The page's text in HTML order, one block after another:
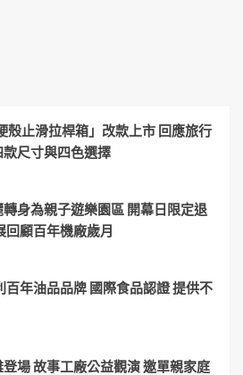
殼止滑拉桿箱」改款上市 回應旅行
尺寸與四色選擇
身為親子遊樂園區 開幕日限定退
回顧百年機廠歲月
百年油品品牌 國際食品認證 提供不
登場 故事工廠公益觀演 邀單親家庭